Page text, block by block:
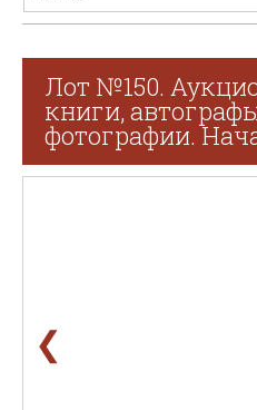
Лот №150.
книги,
фотографии.
❮